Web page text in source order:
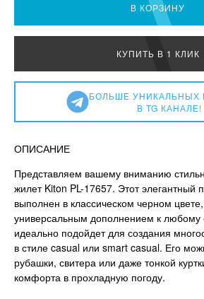
В КОРЗИНУ
КУПИТЬ В 1 КЛИК
БОЛЬШЕ УНИКАЛЬНЫХ
В TG КАНАЛЕ!
ОПИСАНИЕ
Представляем вашему вниманию
жилет Kiton PL-17657. Этот элегантный
выполнен в классическом черном
универсальным дополнением к любому
идеально подойдет для создания
в стиле casual или smart casual. Его
рубашки, свитера или даже тонкой
комфорта в прохладную погоду.